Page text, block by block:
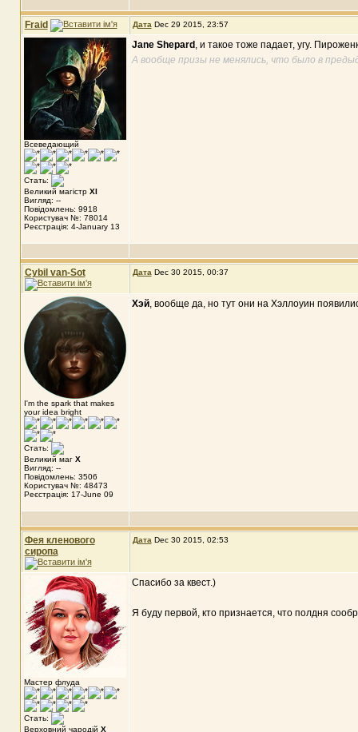
Fraid Дата Dec 29 2015, 23:57
Всеведающий
Стать:
Великий магістр XI
Вигляд: --
Повідомлень: 9918
Користувач №: 78014
Реєстрація: 4-January 13
Jane Shepard , и такое тоже падает, угу.
А вообще призы не менялись, что было в
Cybil van-Sot Дата Dec 30 2015, 00:37
I'm the spark that makes
your idea bright
Стать:
Великий маг X
Вигляд: --
Повідомлень: 3506
Користувач №: 48473
Реєстрація: 17-June 09
Хэй, вообще да, но тут они на Хэллоуин
Фея кленового
сиропа
Дата Dec 30 2015, 02:53
Мастер флуда
Стать:
Верховний чародій X
Спасибо за квест.)
Я буду первой, кто признается, что полдня